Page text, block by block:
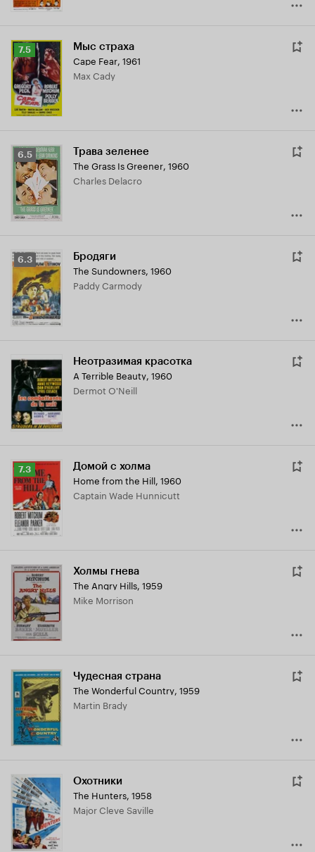
Рейтинг
Кинопоиска
7.5
7.5 Мыс страха
Cape Fear, 1961
Max Cady
Рейтинг
Кинопоиска
6.5
6.5 Трава зеленее
The Grass Is Greener, 1960
Charles Delacro
Рейтинг
Кинопоиска
6.3
6.3 Бродяги
The Sundowners, 1960
Paddy Carmody
Неотразимая красотка
A Terrible Beauty, 1960
Dermot O'Neill
Рейтинг
Кинопоиска
7.3
7.3 Домой с холма
Home from the Hill, 1960
Captain Wade Hunnicutt
Холмы гнева
The Angry Hills, 1959
Mike Morrison
Чудесная страна
The Wonderful Country, 1959
Martin Brady
Охотники
The Hunters, 1958
Major Cleve Saville